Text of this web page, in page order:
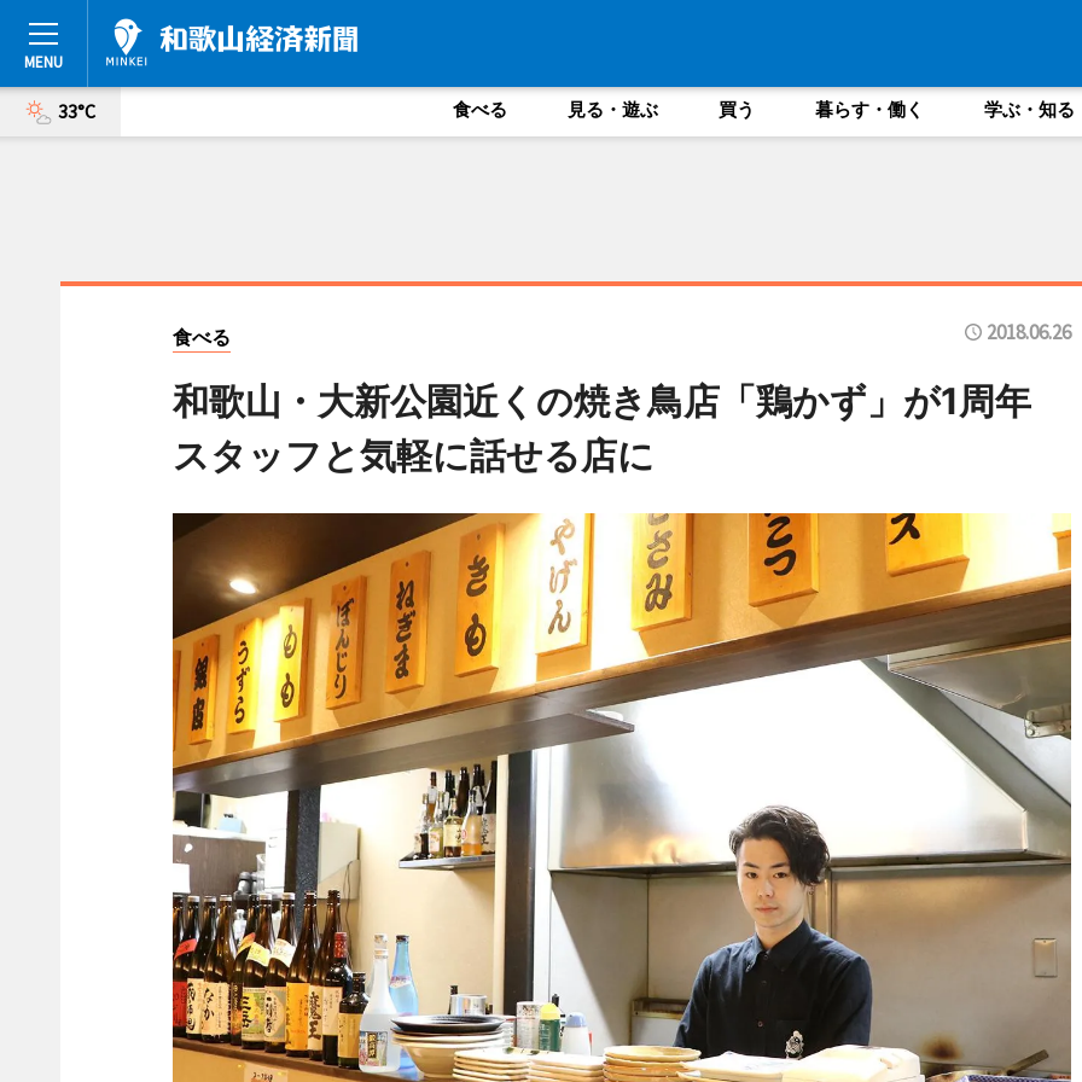
33°C 食べる 見る・遊ぶ 買う 暮らす・働く 学ぶ・知る
食べる 2018.06.26
和歌山・大新公園近くの焼き鳥店「鶏かず」が1周年
スタッフと気軽に話せる店に